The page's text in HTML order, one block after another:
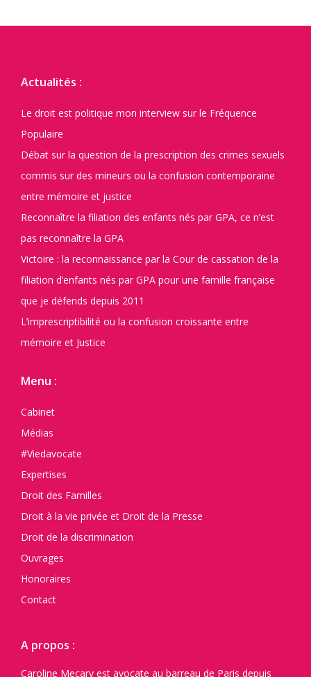
Actualités :
Le droit est politique mon interview sur le Fréquence
Populaire
Débat sur la question de la prescription des crimes sexuels
commis sur des mineurs ou la confusion contemporaine
entre mémoire et justice
Reconnaître la filiation des enfants nés par GPA, ce n’est
pas reconnaître la GPA
Victoire : la reconnaissance par la Cour de cassation de la
filiation d’enfants nés par GPA pour une famille française
que je défends depuis 2011
L’imprescriptibilité ou la confusion croissante entre
mémoire et Justice
Menu :
Cabinet
Médias
#Viedavocate
Expertises
Droit des Familles
Droit à la vie privée et Droit de la Presse
Droit de la discrimination
Ouvrages
Honoraires
Contact
A propos :
Caroline Mecary est avocate au barreau de Paris depuis